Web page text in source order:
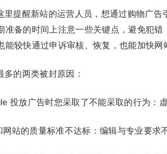
里提醒新站的运营人员，想通过购物广
准备的时间上注意一些关键点，避免犯
能较快通过申诉审核、恢复，也能加快网
多的两类被封原因：
投放广告时您采取了不能采取的行为：
网站的质量标准不达标：编辑与专业要求